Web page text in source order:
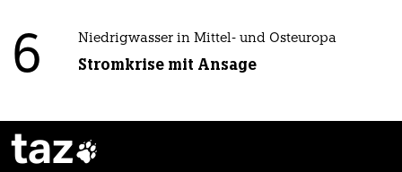
6 Niedrigwasser in Mittel- und Osteuropa
Stromkrise mit Ansage
taz